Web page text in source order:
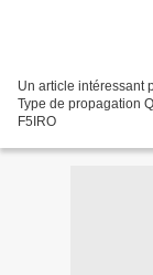
Un article intéressant
Type de propagation
F5IRO